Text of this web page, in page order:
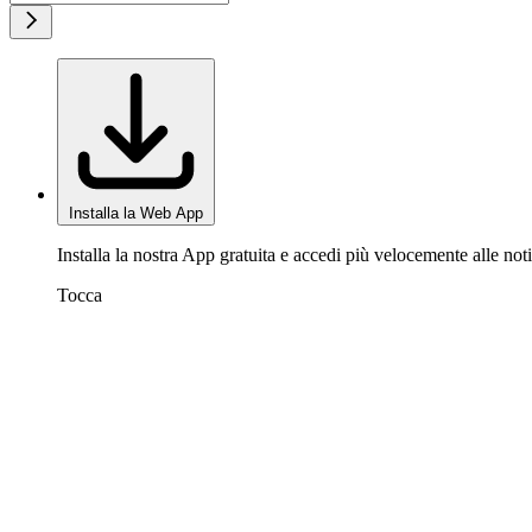
Installa la Web App
Installa la nostra App gratuita e accedi più velocemente alle
Tocca